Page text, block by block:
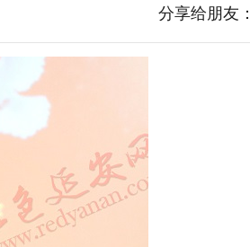
分享给朋友：